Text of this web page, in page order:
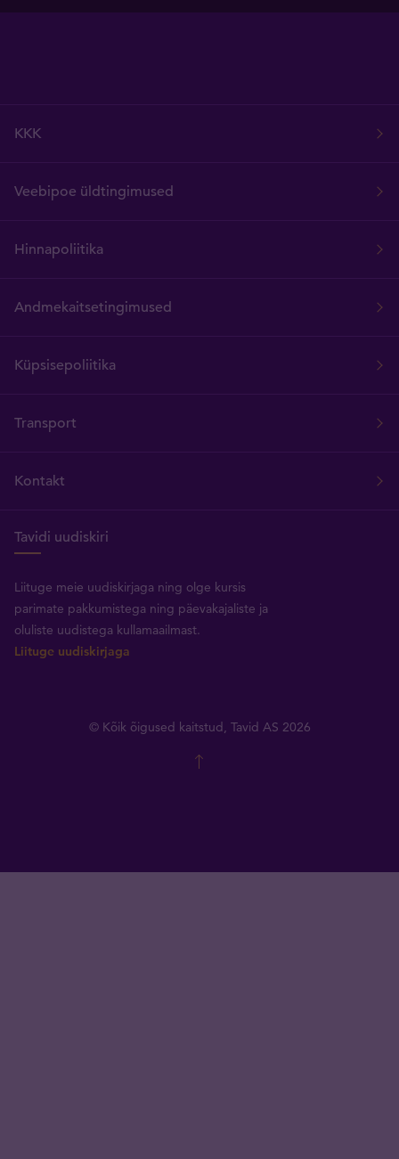
KKK
Veebipoe üldtingimused
Hinnapoliitika
Andmekaitsetingimused
Küpsisepoliitika
Transport
Kontakt
Tavidi uudiskiri
Liituge meie uudiskirjaga ning olge kursis
parimate pakkumistega ning päevakajaliste ja
oluliste uudistega kullamaailmast.
Liituge uudiskirjaga
© Kõik õigused kaitstud, Tavid AS 2026